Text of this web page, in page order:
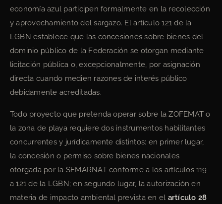
economía azul participen formalmente en la recolección
y aprovechamiento del sargazo. El artículo 121 de la
LGBN establece que las concesiones sobre bienes del
dominio público de la Federación se otorgan mediante
licitación pública o, excepcionalmente, por asignación
directa cuando medien razones de interés público
debidamente acreditadas.
Todo proyecto que pretenda operar sobre la ZOFEMAT o
la zona de playa requiere dos instrumentos habilitantes
concurrentes y jurídicamente distintos: en primer lugar,
la concesión o permiso sobre bienes nacionales
otorgada por la SEMARNAT conforme a los artículos 119
a 121 de la LGBN; en segundo lugar, la autorización en
materia de impacto ambiental prevista en el artículo 28